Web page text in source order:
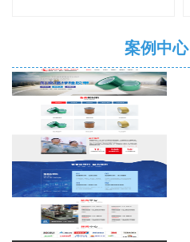
案例中心